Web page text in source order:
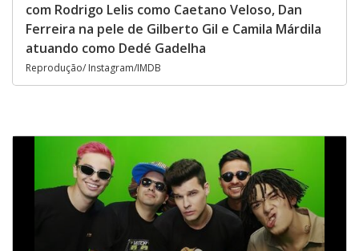
com Rodrigo Lelis como Caetano Veloso, Dan
Ferreira na pele de Gilberto Gil e Camila Márdila
atuando como Dedé Gadelha
Reprodução/ Instagram/IMDB